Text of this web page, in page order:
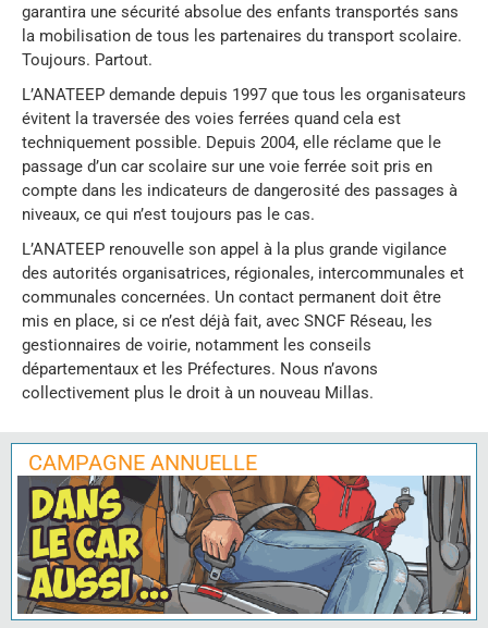
garantira une sécurité absolue des enfants transportés sans
la mobilisation de tous les partenaires du transport scolaire.
Toujours. Partout.
L’ANATEEP demande depuis 1997 que tous les organisateurs
évitent la traversée des voies ferrées quand cela est
techniquement possible. Depuis 2004, elle réclame que le
passage d’un car scolaire sur une voie ferrée soit pris en
compte dans les indicateurs de dangerosité des passages à
niveaux, ce qui n’est toujours pas le cas.
L’ANATEEP renouvelle son appel à la plus grande vigilance
des autorités organisatrices, régionales, intercommunales et
communales concernées. Un contact permanent doit être
mis en place, si ce n’est déjà fait, avec SNCF Réseau, les
gestionnaires de voirie, notamment les conseils
départementaux et les Préfectures. Nous n’avons
collectivement plus le droit à un nouveau Millas.
CAMPAGNE ANNUELLE